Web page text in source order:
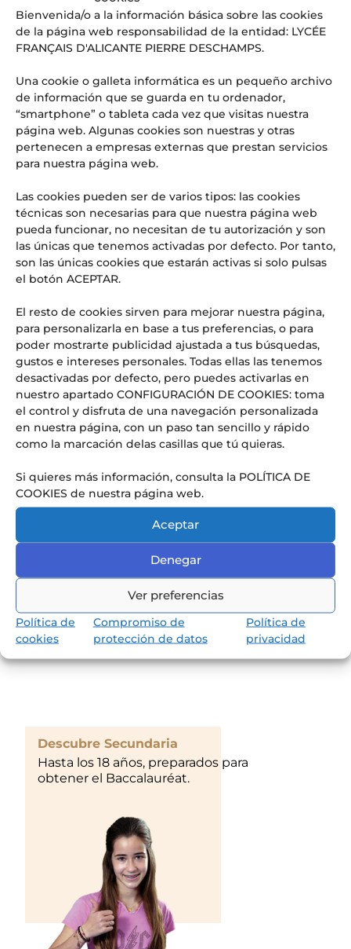
Bienvenida/o a la información básica sobre las cookies
de la página web responsabilidad de la entidad: LYCÉE
FRANÇAIS D'ALICANTE PIERRE DESCHAMPS.
Una cookie o galleta informática es un pequeño archivo
de información que se guarda en tu ordenador,
“smartphone” o tableta cada vez que visitas nuestra
página web. Algunas cookies son nuestras y otras
pertenecen a empresas externas que prestan servicios
para nuestra página web.
Las cookies pueden ser de varios tipos: las cookies
técnicas son necesarias para que nuestra página web
pueda funcionar, no necesitan de tu autorización y son
las únicas que tenemos activadas por defecto. Por tanto,
son las únicas cookies que estarán activas si solo pulsas
el botón ACEPTAR.
El resto de cookies sirven para mejorar nuestra página,
para personalizarla en base a tus preferencias, o para
poder mostrarte publicidad ajustada a tus búsquedas,
gustos e intereses personales. Todas ellas las tenemos
desactivadas por defecto, pero puedes activarlas en
nuestro apartado CONFIGURACIÓN DE COOKIES: toma
el control y disfruta de una navegación personalizada
en nuestra página, con un paso tan sencillo y rápido
como la marcación delas casillas que tú quieras.
Si quieres más información, consulta la POLÍTICA DE
COOKIES de nuestra página web.
Aceptar
Denegar
Ver preferencias
Política de
cookies
Compromiso de
protección de datos
Política de
privacidad
El ‘superpoder’ que las empresas del futuro buscan (y que
se aprende en las aulas del LFIA)
Web Radio LFI Alicante #4
GEOGRAFÍA
¡URGENTE! OFERTA DE EMPLEO: PROFESOR/A DE INGLÉS
PARA SUSTITUCIONES PUNTUALES
Comentarios recientes
en los medios: Referente en educación internacional y
excelencia
Conoce nuestra pedagogía
de infantil y primaria
Los niños van a aprender jugando,
reflexionando y memorizando.
Descubrir
Descubre Secundaria
Hasta los 18 años, preparados para
obtener el Baccalauréat.